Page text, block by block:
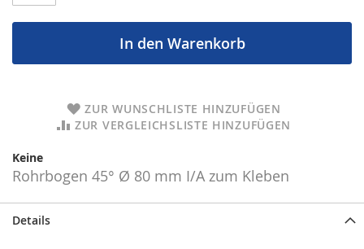
In den Warenkorb
ZUR WUNSCHLISTE HINZUFÜGEN
ZUR VERGLEICHSLISTE HINZUFÜGEN
Keine
Rohrbogen 45° Ø 80 mm I/A zum Kleben
Details